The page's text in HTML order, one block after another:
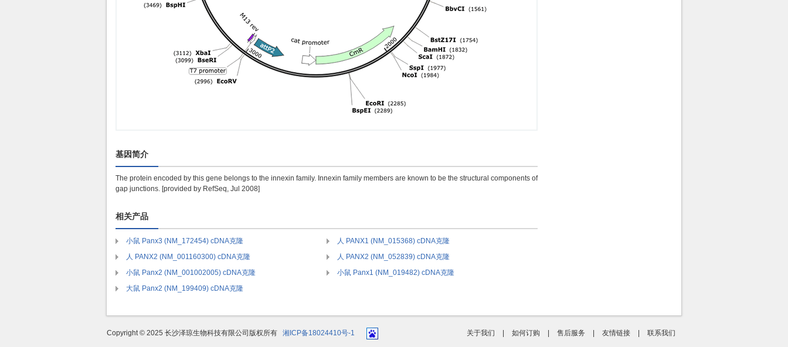
基因简介
The protein encoded by this gene belongs to the innexin family. Innexin family members are known to be the structural components of
gap junctions. [provided by RefSeq, Jul 2008]
相关产品
小鼠 Panx3 (NM_172454) cDNA克隆
人 PANX1 (NM_015368) cDNA克隆
人 PANX2 (NM_001160300) cDNA克隆
人 PANX2 (NM_052839) cDNA克隆
小鼠 Panx2 (NM_001002005) cDNA克隆
小鼠 Panx1 (NM_019482) cDNA克隆
大鼠 Panx2 (NM_199409) cDNA克隆
Copyright © 2025 长沙泽琼生物科技有限公司版权所有 湘ICP备18024410号-1 关于我们 如何订购 售后服务 友情链接 联系我们